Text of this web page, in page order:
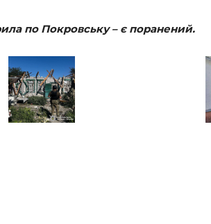
по Покровську – є поранений.